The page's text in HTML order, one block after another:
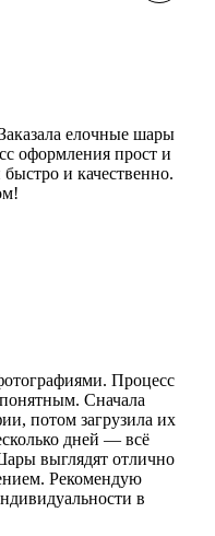
елочные шары
оформления прост и
быстро и качественно.
Процесс
Сначала
потом загрузила их
дней — всё
выглядят отлично
Рекомендую
в